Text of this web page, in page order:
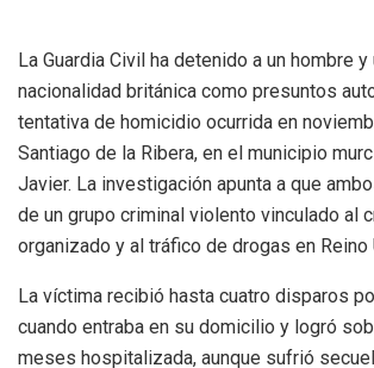
La Guardia Civil ha detenido a un hombre y
nacionalidad británica como presuntos
tentativa de homicidio ocurrida en
Santiago de la Ribera, en el municipio
Javier. La investigación apunta a que
de un grupo criminal violento vinculado al
organizado y al tráfico de drogas en Reino
La víctima recibió hasta cuatro disparos
cuando entraba en su domicilio y logró
meses hospitalizada, aunque sufrió